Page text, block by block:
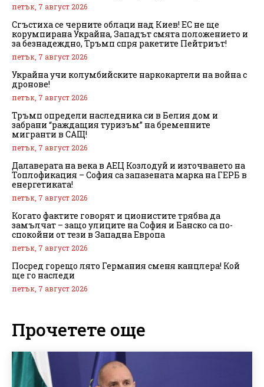
петък, 7 август 2026
Сгъстиха се черните облаци над Киев! ЕС не ще
корумпирана Украйна, Западът смята положението и
за безнадеждно, Тръмп спря ракетите Пейтриът!
петък, 7 август 2026
Украйна учи колумбийските наркокартели на война с
дронове!
петък, 7 август 2026
Тръмп определи наследника си в Белия дом и
забрани “раждащия туризъм” на бременните
мигранти в САЩ!
петък, 7 август 2026
Далаверата на века в АЕЦ Козлодуй и източването на
Топлофикация – София са запазената марка на ГЕРБ в
енергетиката!
петък, 7 август 2026
Когато фактите говорят и ционистите трябва да
замълчат – защо улиците на София и Банско са по-
спокойни от тези в Западна Европа
петък, 7 август 2026
Посред горещо лято Германия сменя канцлера! Кой
ще го наследи
петък, 7 август 2026
Прочетете още